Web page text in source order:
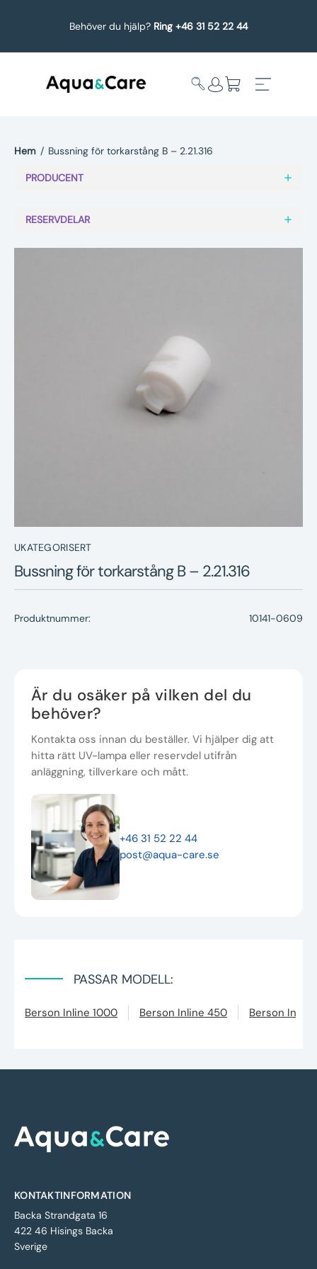
Behöver du hjälp? Ring +46 31 52 22 44
undermeny
Service
Underhållstips
Kontakt
Hem / Bussning för torkarstång B – 2.21.316
PRODUCENT
RESERVDELAR
UKATEGORISERT
Bussning för torkarstång B – 2.21.316
Produktnummer: 10141-0609
Är du osäker på vilken del du
behöver?
Kontakta oss innan du beställer. Vi hjälper dig att
hitta rätt UV-lampa eller reservdel utifrån
anläggning, tillverkare och mått.
+46 31 52 22 44
post@aqua-care.se
PASSAR MODELL:
Berson Inline 1000 Berson Inline 450 Berson Inline
KONTAKTINFORMATION
Backa Strandgata 16
422 46 Hisings Backa
Sverige